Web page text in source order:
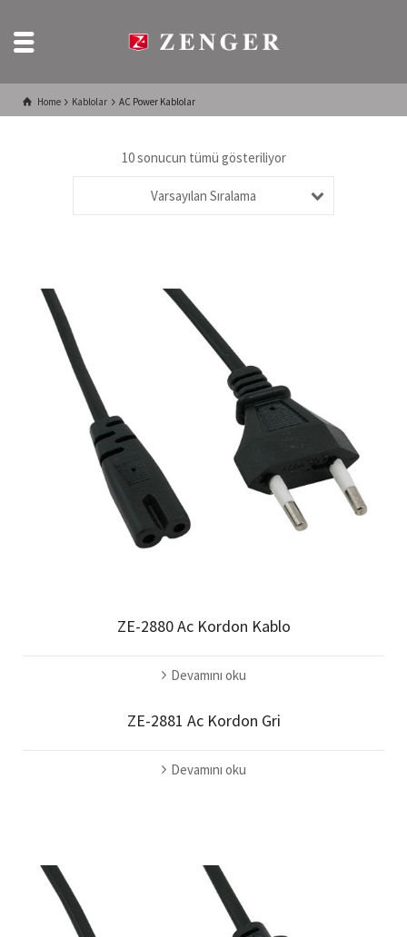
Home Kablolar AC Power Kablolar
10 sonucun tümü gösteriliyor
Varsayılan Sıralama
ZE-2880 Ac Kordon Kablo
Devamını oku
ZE-2881 Ac Kordon Gri
Devamını oku